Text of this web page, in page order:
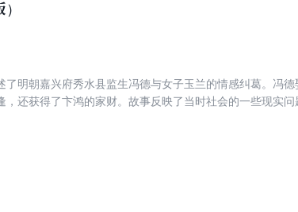
了明朝嘉兴府秀水县监生冯德与女子玉兰的情感纠葛。冯
，还获得了卞鸿的家财。故事反映了当时社会的一些现实问